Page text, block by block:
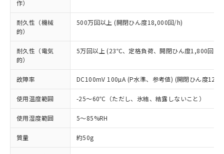
作）
耐久性（機械
的）
500万回以上 (開閉ひん度18,000回/h)
耐久性（電気
的）
5万回以上 (23℃、定格負荷、開閉ひん度1,800回/h)
故障率 DC100mV 100µA (P水準、参考値) (開閉ひん度120
使用温度範囲 -25～60℃（ただし、氷結、結露しないこと）
使用湿度範囲 5～85%RH
質量 約50g
オムロン制御機器販売店や当社販売拠
販売ネットワーク
」をご確認
ください。
在庫状況および標準価格結果を当社の
示しないようお願いします。
マイパーツ機能（部品リスト作成サー
ビス）をご利用いただくには、I-Web
メンバーズにご登録されている必要が
お客様が当ウェブサイト上で当社にご
登録された部品リストについて、当社
および当社の共同利用者が、当社の製
適用除外項目は除く。
フタル酸エステル類の４物質については閾値を超える意
図的な使用がないことを確認しています。
※2 対応予定月
部品在庫の切り替え状況などにより、予定
月が前後することがあります。
※3 非含有証明書ダウンロード
下記の非含有証明書をダウンロードするこ
「ｅ」：有害物質（10物質）のすべてが基
「10」：通常の使用状況下において有害物
質が外部に漏えいし、環境に深刻な影響を
及ぼさない年数を意味します。
「－」：未確認です。当社販売部門へお問
い合わせください。
ル、化学兵器、生物兵器またはその他
武器並びにこれらの製造装置等に一切
当社は、貴社製品を第三者に販売する
場合は、上記1、2および3の内容を当
該第三者に通知します。また当社は、
販売先および販売に係わる関係者が違
法に輸出するおそれがある場合は、取
り引きをいたしません。
いては、お客様のお取引先、ま
機器販売店・当社販売員にご確
受注生産機種、また在庫状況の